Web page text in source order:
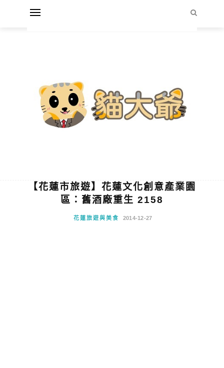
【花蓮市旅遊】花蓮文化創意產業園
區：舊酒廠重生 2158
花蓮旅遊與美食 2014-12-27